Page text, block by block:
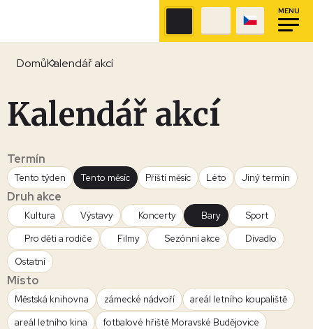
MENU
DomůKalendář akcí
Kalendář akcí
Termín
Tento týden Tento měsíc Příští měsíc Léto Jiný termín
Druh akce
Kultura Výstavy Koncerty Bary
Sport
Pro děti a rodiče
Filmy Sezónní akce
Divadlo
Ostatní
Místo
Městská knihovna zámecké nádvoří
areál letního koupaliště
areál letního kina
fotbalové hřiště Moravské Budějovice